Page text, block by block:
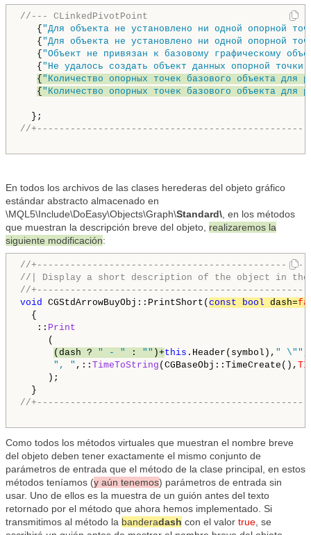
//--- CLinkedPivotPoint
{ "Для объекта не установлено ни одной опорной
{ "Для объекта не установлено ни одной опорной
{ "Объект не привязан к базовому графическому
{ "Не удалось создать объект данных опорной
{ "Количество опорных точек базового объекта для
{ "Количество опорных точек базового объекта для
//
En todos los archivos de las clases herederas del objeto gráfico
estándar abstracto almacenado en
\MQL5\Include\DoEasy\Objects\Graph\Standard\ , en los métodos
que muestran la descripción breve del objeto, realizaremos la
siguiente modificación:
//
//| Display a short description of the object in
//
void CGStdArrowBuyObj::PrintShort( const bool dash=
{
:: Print
(
(dash ? " - " : "" )+this .Header(symbol), " \""
", " ,:: TimeToString (CGBaseObj::TimeCreate(),
);
//
Como todos los métodos virtuales que muestran el nombre breve
del objeto deben tener exactamente el mismo conjunto de
parámetros de entrada que el método de la clase principal, en estos
métodos teníamos (y aún tenemos) parámetros de entrada sin
usar. Uno de ellos es la muestra de un guión antes del texto
retornado por el método que ahora hemos implementado. Si
transmitimos al método la banderadash con el valor true , se